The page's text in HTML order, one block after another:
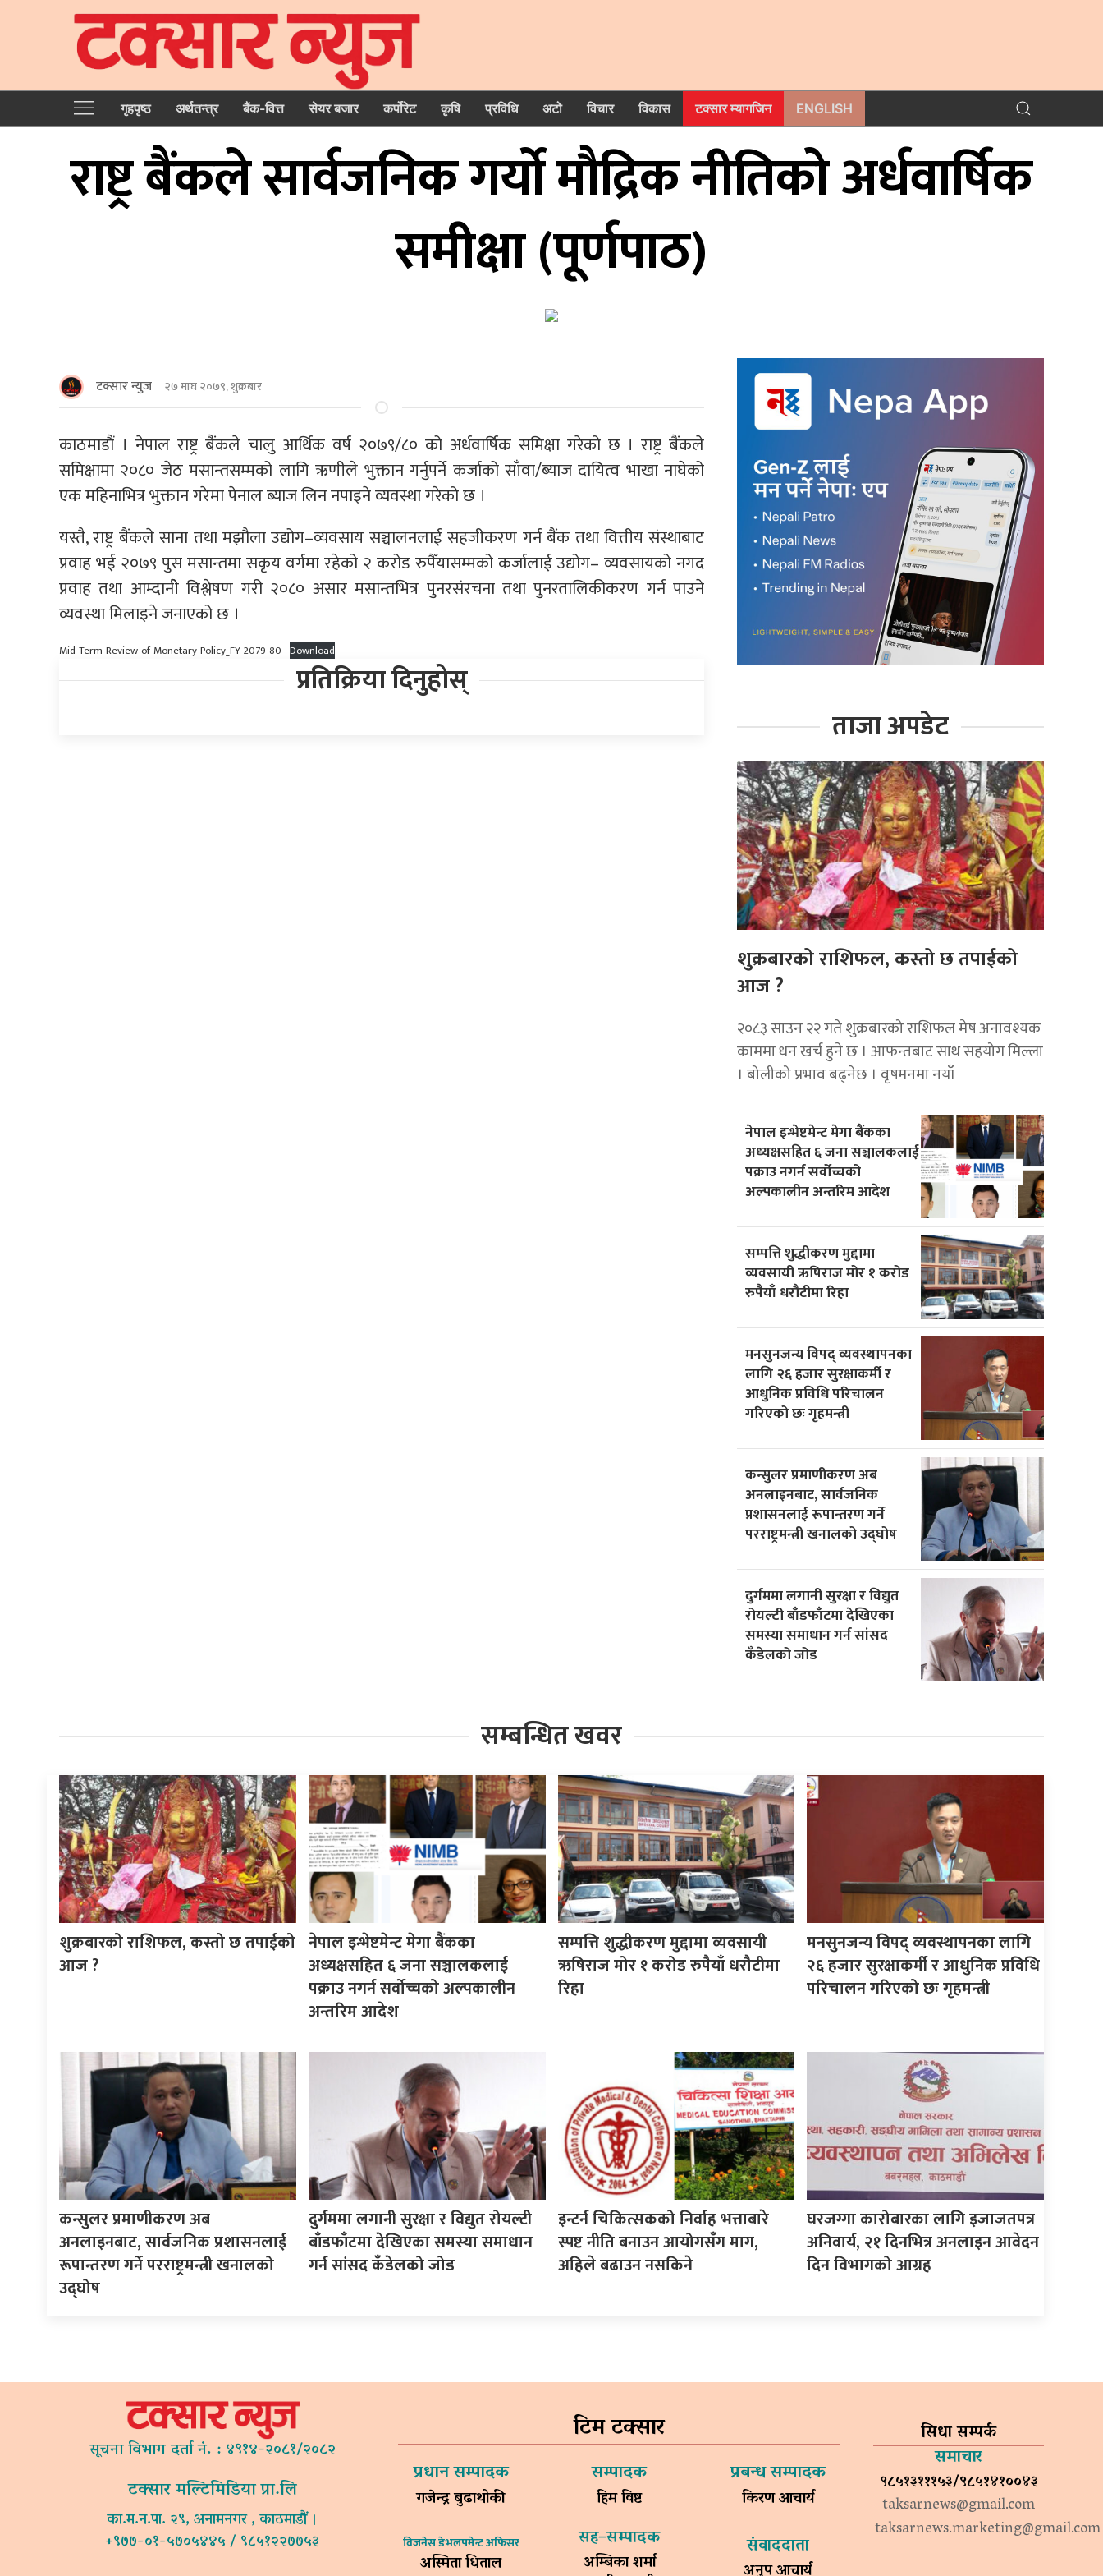
गृहपृष्‍ठ अर्थतन्त्र बैंक-वित्त सेयर बजार कर्पोरेट कृषि प्रविधि अटो विचार विकास टक्सार म्यागजिन ENGLISH
राष्ट्र बैंकले सार्वजनिक गर्यो मौद्रिक नीतिको अर्धवार्षिक
समीक्षा (पूर्णपाठ)
टक्सार न्युज २७ माघ २०७९, शुक्रबार
काठमाडौं । नेपाल राष्ट्र बैंंकले चालु आर्थिक वर्ष २०७९/८० को अर्धवार्षिक समिक्षा गरेको छ । राष्ट्र बैंकले
समिक्षामा २०८० जेठ मसान्तसम्मको लागि ऋणीले भुक्तान गर्नुपर्ने कर्जाको साँवा/ब्याज दायित्व भाखा नाघेको
एक महिनाभित्र भुक्तान गरेमा पेनाल ब्याज लिन नपाइने व्यवस्था गरेको छ ।
यस्तै, राष्ट्र बैंकले साना तथा मझौला उद्योग–व्यवसाय सञ्चालनलाई सहजीकरण गर्न बैंक तथा वित्तीय संस्थाबाट
प्रवाह भई २०७९ पुस मसान्तमा सकृय वर्गमा रहेको २ करोड रुपैँयासम्मको कर्जालाई उद्योग– व्यवसायको नगद
प्रवाह तथा आम्दानीे विश्लेषण गरी २०८० असार मसान्तभित्र पुनरसंरचना तथा पुनरतालिकीकरण गर्न पाउने
व्यवस्था मिलाइने जनाएको छ ।
Mid-Term-Review-of-Monetary-Policy_FY-2079-80 Download
प्रतिक्रिया दिनुहोस्
ताजा अपडेट
शुक्रबारको राशिफल, कस्तो छ तपाईको
आज ?
२०८३ साउन २२ गते शुक्रबारको राशिफल मेष अनावश्यक
काममा धन खर्च हुने छ । आफन्तबाट साथ सहयोग मिल्ला
। बोलीको प्रभाव बढ्नेछ । वृषमनमा नयाँ
नेपाल इन्भेष्टमेन्ट मेगा बैंकका
अध्यक्षसहित ६ जना सञ्चालकलाई
पक्राउ नगर्न सर्वोच्चको
अल्पकालीन अन्तरिम आदेश
सम्पत्ति शुद्धीकरण मुद्दामा
व्यवसायी ऋषिराज मोर १ करोड
रुपैयाँ धरौटीमा रिहा
मनसुनजन्य विपद् व्यवस्थापनका
लागि २६ हजार सुरक्षाकर्मी र
आधुनिक प्रविधि परिचालन
गरिएको छः गृहमन्त्री
कन्सुलर प्रमाणीकरण अब
अनलाइनबाट, सार्वजनिक
प्रशासनलाई रूपान्तरण गर्ने
परराष्ट्रमन्त्री खनालको उद्घोष
दुर्गममा लगानी सुरक्षा र विद्युत
रोयल्टी बाँडफाँटमा देखिएका
समस्या समाधान गर्न सांसद
कँडेलको जोड
सम्बन्धित खवर
शुक्रबारको राशिफल, कस्तो छ तपाईको
आज ?
नेपाल इन्भेष्टमेन्ट मेगा बैंकका
अध्यक्षसहित ६ जना सञ्चालकलाई
पक्राउ नगर्न सर्वोच्चको अल्पकालीन
अन्तरिम आदेश
सम्पत्ति शुद्धीकरण मुद्दामा व्यवसायी
ऋषिराज मोर १ करोड रुपैयाँ धरौटीमा
रिहा
मनसुनजन्य विपद् व्यवस्थापनका लागि
२६ हजार सुरक्षाकर्मी र आधुनिक प्रविधि
परिचालन गरिएको छः गृहमन्त्री
कन्सुलर प्रमाणीकरण अब
अनलाइनबाट, सार्वजनिक प्रशासनलाई
रूपान्तरण गर्ने परराष्ट्रमन्त्री खनालको
उद्घोष
दुर्गममा लगानी सुरक्षा र विद्युत रोयल्टी
बाँडफाँटमा देखिएका समस्या समाधान
गर्न सांसद कँडेलको जोड
इन्टर्न चिकित्सकको निर्वाह भत्ताबारे
स्पष्ट नीति बनाउन आयोगसँग माग,
अहिले बढाउन नसकिने
घरजग्गा कारोबारका लागि इजाजतपत्र
अनिवार्य, २१ दिनभित्र अनलाइन आवेदन
दिन विभागको आग्रह
सूचना विभाग दर्ता नं. : ४९१४-२०८१/२०८२
टक्सार मल्टिमिडिया प्रा.लि
का.म.न.पा. २९, अनामनगर , काठमाडौं ।
+९७७-०१-५७०५४४५ / ९८५१२२७७५३
टिम टक्सार
प्रधान सम्पादक
गजेन्द्र बुढाथोकी
सम्पादक
हिम विष्ट
प्रबन्ध सम्पादक
किरण आचार्य
विजनेस डेभलपमेन्ट अफिसर
अस्मिता धिताल
सह–सम्पादक
अम्बिका शर्मा
संवाददाता
सिधा सम्पर्क
समाचार
९८५१३१११५३/९८५१४१००४३
taksarnews@gmail.com
taksarnews.marketing@gmail.com